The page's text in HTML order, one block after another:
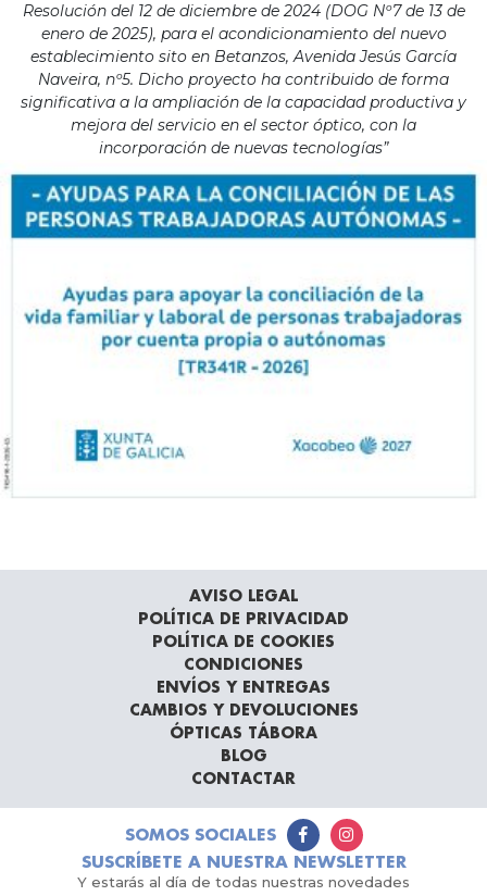
Resolución del 12 de diciembre de 2024 (DOG Nº7 de 13 de
enero de 2025), para el acondicionamiento del nuevo
establecimiento sito en Betanzos, Avenida Jesús García
Naveira, nº5. Dicho proyecto ha contribuido de forma
significativa a la ampliación de la capacidad productiva y
mejora del servicio en el sector óptico, con la
incorporación de nuevas tecnologías”
AVISO LEGAL
POLÍTICA DE PRIVACIDAD
POLÍTICA DE COOKIES
CONDICIONES
ENVÍOS Y ENTREGAS
CAMBIOS Y DEVOLUCIONES
ÓPTICAS TÁBORA
BLOG
CONTACTAR
SOMOS SOCIALES
SUSCRÍBETE A NUESTRA NEWSLETTER
Y estarás al día de todas nuestras novedades